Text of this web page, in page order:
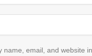
name, email, and website